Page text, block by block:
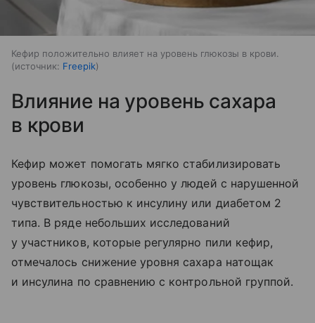
Кефир положительно влияет на уровень глюкозы в крови.
источник: Freepik
Влияние на уровень сахара
в крови
Кефир может помогать мягко стабилизировать
уровень глюкозы, особенно у людей с нарушенной
чувствительностью к инсулину или диабетом 2
типа. В ряде небольших исследований
у участников, которые регулярно пили кефир,
отмечалось снижение уровня сахара натощак
и инсулина по сравнению с контрольной группой.